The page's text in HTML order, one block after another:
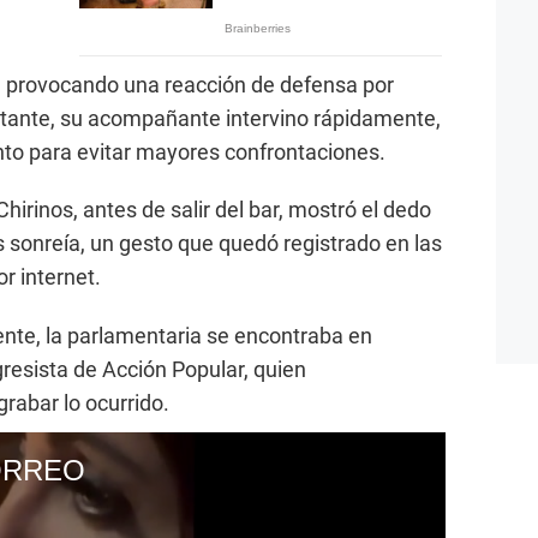
una reacción de defensa por
su acompañante intervino rápidamente,
para evitar mayores confrontaciones.
antes de salir del bar, mostró el dedo
un gesto que quedó registrado en las
internet.
la parlamentaria se encontraba en
de Acción Popular, quien
lo ocurrido.